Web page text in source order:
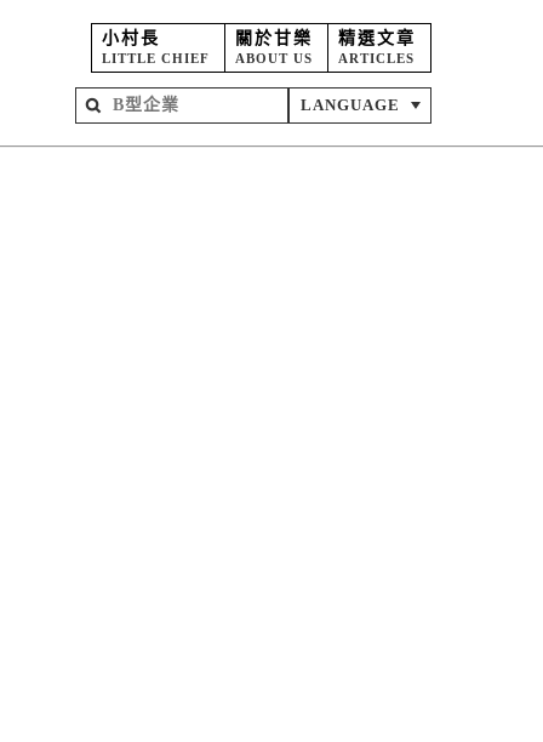
小村長
LITTLE CHIEF
關於甘樂
ABOUT US
精選文章
ARTICLES
LANGUAGE